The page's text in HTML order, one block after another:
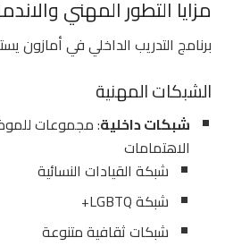
مزايا التطور المهني
برنامج التدريب الداخلي في أمازون
الشبكات المهنية
شبكات داخلية: مجموعات
الاهتمامات
شبكة القيادات النسائية
شبكة LGBTQ+
شبكات ثقافية متنوعة